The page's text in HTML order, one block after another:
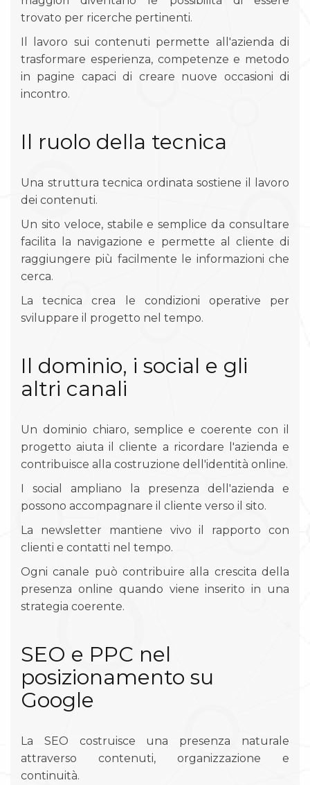
trovato per ricerche pertinenti.
Il lavoro sui contenuti permette all'azienda di
trasformare esperienza, competenze e metodo
in pagine capaci di creare nuove occasioni di
incontro.
Il ruolo della tecnica
Una struttura tecnica ordinata sostiene il lavoro
dei contenuti.
Un sito veloce, stabile e semplice da consultare
facilita la navigazione e permette al cliente di
raggiungere più facilmente le informazioni che
cerca.
La tecnica crea le condizioni operative per
sviluppare il progetto nel tempo.
Il dominio, i social e gli
altri canali
Un dominio chiaro, semplice e coerente con il
progetto aiuta il cliente a ricordare l'azienda e
contribuisce alla costruzione dell'identità online.
I social ampliano la presenza dell'azienda e
possono accompagnare il cliente verso il sito.
La newsletter mantiene vivo il rapporto con
clienti e contatti nel tempo.
Ogni canale può contribuire alla crescita della
presenza online quando viene inserito in una
strategia coerente.
SEO e PPC nel
posizionamento su
Google
La SEO costruisce una presenza naturale
attraverso contenuti, organizzazione e
continuità.